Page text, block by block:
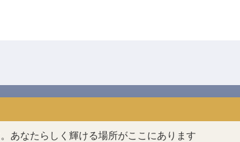
あなたらしく輝ける場所がここにあります